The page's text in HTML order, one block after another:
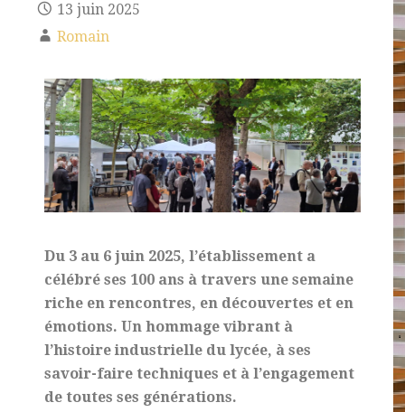
13 juin 2025
Romain
Du 3 au 6 juin 2025, l’établissement a
célébré ses 100 ans à travers une semaine
riche en rencontres, en découvertes et en
émotions. Un hommage vibrant à
l’histoire industrielle du lycée, à ses
savoir-faire techniques et à l’engagement
de toutes ses générations.